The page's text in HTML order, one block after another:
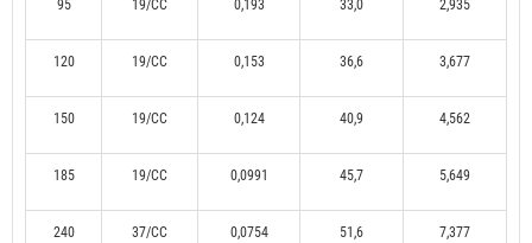
95 19/CC 0,193 33,0 2,935
120 19/CC 0,153 36,6 3,677
150 19/CC 0,124 40,9 4,562
185 19/CC 0,0991 45,7 5,649
240 37/CC 0,0754 51,6 7,377